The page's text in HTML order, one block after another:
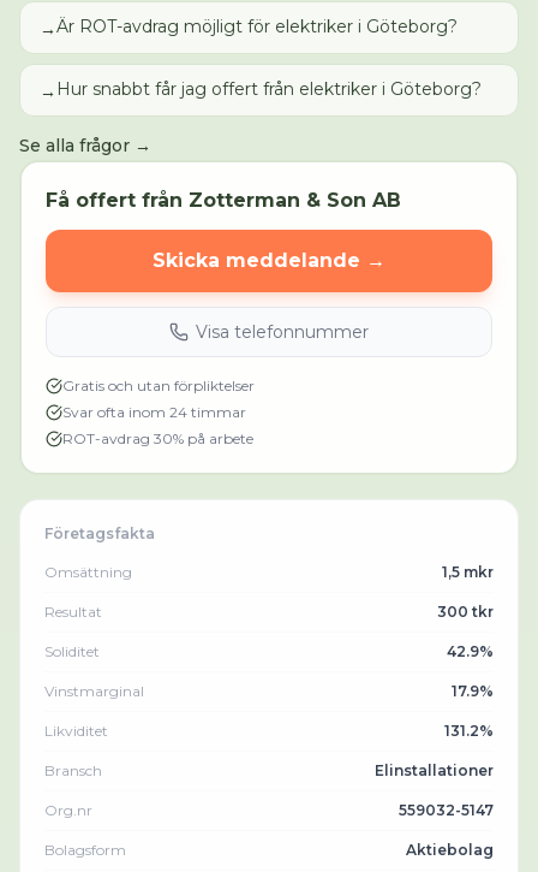
→Är ROT-avdrag möjligt för elektriker i Göteborg?
→ Hur snabbt får jag offert från elektriker i Göteborg?
Se alla frågor →
Få offert från Zotterman & Son AB
Skicka meddelande →
Visa telefonnummer
Gratis och utan förpliktelser
Svar ofta inom 24 timmar
ROT-avdrag 30% på arbete
Företagsfakta
Omsättning 1,5 mkr
Resultat 300 tkr
Soliditet 42.9%
Vinstmarginal 17.9%
Likviditet 131.2%
Bransch Elinstallationer
Org.nr 559032-5147
Bolagsform Aktiebolag